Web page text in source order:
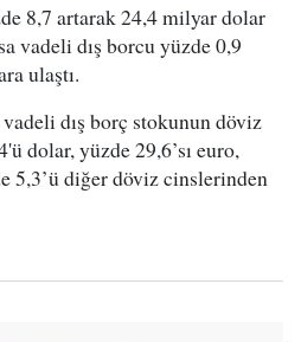
8,7 artarak 24,4 milyar dolar
vadeli dış borcu yüzde 0,9
ulaştı.
dış borç stokunun döviz
dolar, yüzde 29,6’sı euro,
5,3’ü diğer döviz cinslerinden